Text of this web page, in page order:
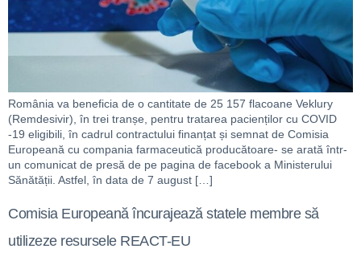
România va beneficia de o cantitate de 25 157 flacoane Veklury
(Remdesivir), în trei tranșe, pentru tratarea pacienților cu COVID
-19 eligibili, în cadrul contractului finanțat și semnat de Comisia
Europeană cu compania farmaceutică producătoare- se arată într-
un comunicat de presă de pe pagina de facebook a Ministerului
Sănătății. Astfel, în data de 7 august […]
Comisia Europeană încurajează statele membre să
utilizeze resursele REACT-EU